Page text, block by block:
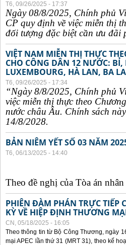
T6, 09/26/2025 - 17:37
Ngày 08/8/2025, Chính phủ
CP quy định về việc miễn thị
đối tượng đặc biệt cần ưu đãi
VIỆT NAM MIỄN THỊ THỰC
CHO CÔNG DÂN 12 NƯỚC: BỈ,
LUXEMBOURG, HÀ LAN, BA
T6, 09/26/2025 - 17:34
“Ngày 8/8/2025, Chính phủ
việc miễn thị thực theo
nước châu Âu. Chính sách
14/8/2028.
BẢN NIÊM YẾT SỐ 03 NĂM
T6, 06/13/2025 - 14:40
Theo đề nghị của Tòa án
PHIÊN ĐÀM PHÁN TRỰC TIẾP
KỲ VỀ HIỆP ĐỊNH THƯƠNG
CN, 05/18/2025 - 16:05
Theo thông tin từ Bộ Công Thương, ngày
mại APEC lần thứ 31 (MRT 31), theo kế